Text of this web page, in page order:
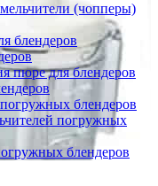
(чопперы)
блендеров
пюре для блендеров
блендеров
погружных
блендеров